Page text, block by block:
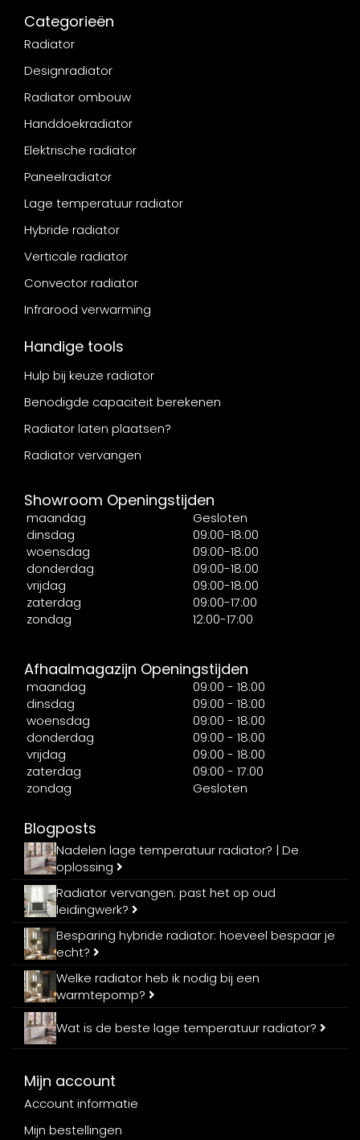
Categorieën
Radiator
Designradiator
Radiator ombouw
Handdoekradiator
Elektrische radiator
Paneelradiator
Lage temperatuur radiator
Hybride radiator
Verticale radiator
Convector radiator
Infrarood verwarming
Handige tools
Hulp bij keuze radiator
Benodigde capaciteit berekenen
Radiator laten plaatsen?
Radiator vervangen
Showroom Openingstijden
maandag
Gesloten
dinsdag
09:00-18:00
woensdag
09:00-18:00
donderdag
09:00-18:00
vrijdag
09:00-18:00
zaterdag
09:00-17:00
zondag
12:00-17:00
Afhaalmagazijn Openingstijden
maandag
09:00 - 18:00
dinsdag
09:00 - 18:00
woensdag
09:00 - 18:00
donderdag
09:00 - 18:00
vrijdag
09:00 - 18:00
zaterdag
09:00 - 17:00
zondag
Gesloten
Blogposts
Nadelen lage temperatuur radiator? | De
oplossing
Radiator vervangen: past het op oud
leidingwerk?
Besparing hybride radiator: hoeveel bespaar je
echt?
Welke radiator heb ik nodig bij een
warmtepomp?
Wat is de beste lage temperatuur radiator?
Mijn account
Account informatie
Mijn bestellingen